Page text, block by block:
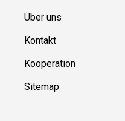
Über uns
Kontakt
Kooperation
Sitemap